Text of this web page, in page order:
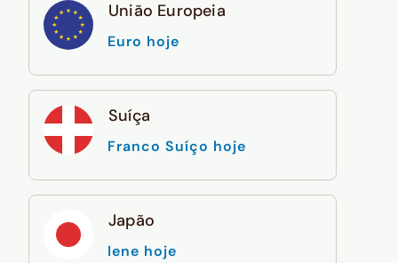
União Europeia
Euro hoje
Suíça
Franco Suíço hoje
Japão
Iene hoje